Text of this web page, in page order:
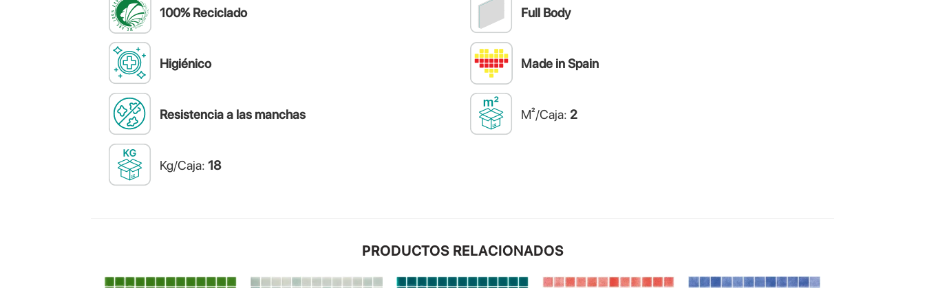
100% Reciclado Full Body
Higiénico Made in Spain
Resistencia a las manchas M²/Caja: 2
Kg/Caja: 18
PRODUCTOS RELACIONADOS